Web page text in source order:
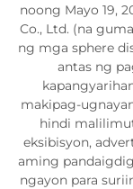
noong Mayo 19,
Co., Ltd. (na
ng mga sphere
antas ng
makipag-
hindi
eksibisyon,
aming
ngayon para